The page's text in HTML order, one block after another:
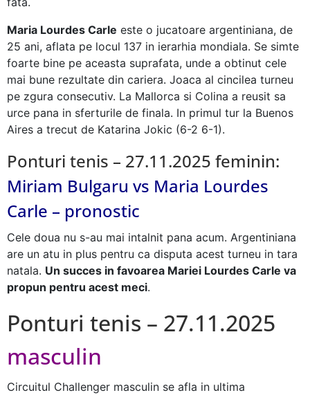
Maria Lourdes Carle este o jucatoare argentiniana, de
25 ani, aflata pe locul 137 in ierarhia mondiala. Se simte
foarte bine pe aceasta suprafata, unde a obtinut cele
mai bune rezultate din cariera. Joaca al cincilea turneu
pe zgura consecutiv. La Mallorca si Colina a reusit sa
urce pana in sferturile de finala. In primul tur la Buenos
Aires a trecut de Katarina Jokic (6-2 6-1).
Ponturi tenis – 27.11.2025 feminin:
Miriam Bulgaru vs Maria Lourdes
Carle – pronostic
Cele doua nu s-au mai intalnit pana acum. Argentiniana
are un atu in plus pentru ca disputa acest turneu in tara
natala. Un succes in favoarea Mariei Lourdes Carle va
propun pentru acest meci.
Ponturi tenis – 27.11.2025
masculin
Circuitul Challenger masculin se afla in ultima